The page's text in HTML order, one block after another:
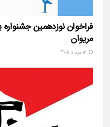
فراخوان نوزدهمین جشنواره
مریوان